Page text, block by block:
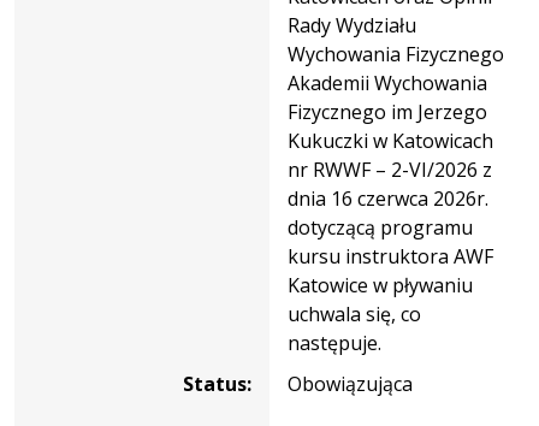
Rady Wydziału
Wychowania Fizycznego
Akademii Wychowania
Fizycznego im Jerzego
Kukuczki w Katowicach
nr RWWF – 2-VI/2026 z
dnia 16 czerwca 2026r.
dotyczącą programu
kursu instruktora AWF
Katowice w pływaniu
uchwala się, co
następuje.
Status:
Obowiązująca